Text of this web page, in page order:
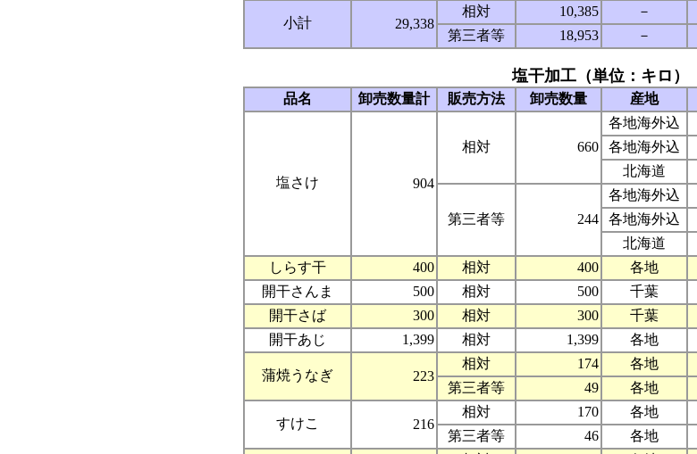
小計 29,338
相対 10,385 －
第三者等
18,953 －
塩干加工（単位：キロ）
品名 卸売数量計 販売方法 卸売数量 産地
塩さけ 904
相対 660
各地海外込
各地海外込
北海道
第三者等 244
各地海外込
各地海外込
北海道
しらす干
400 相対 400 各地
開干さんま
500 相対 500 千葉
開干さば
300 相対 300 千葉
開干あじ
1,399 相対 1,399 各地
蒲焼うなぎ 223
相対 174 各地
第三者等
49 各地
すけこ 216
相対 170 各地
第三者等
46 各地